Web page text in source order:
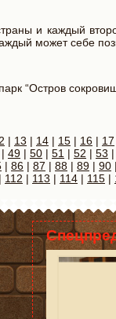
и каждый
может себе
“Остров
| 13 | 14 | 15 | 16 | 17
| 49 | 50 | 51 | 52 | 53 |
| 86 | 87 | 88 | 89 | 90 |
| 112 | 113 | 114 | 115 |